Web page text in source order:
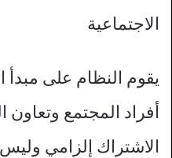
الاجتماعية
يقوم النظام على مبدأ
أفراد المجتمع وتعاون
الاشتراك إلزامي